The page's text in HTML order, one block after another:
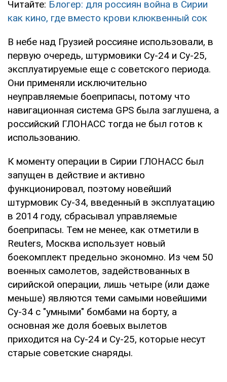
Читайте: Блогер: для россиян война в Сирии
как кино, где вместо крови клюквенный сок
В небе над Грузией россияне использовали, в
первую очередь, штурмовики Су-24 и Су-25,
эксплуатируемые еще с советского периода.
Они применяли исключительно
неуправляемые боеприпасы, потому что
навигационная система GPS была заглушена, а
российский ГЛОНАСС тогда не был готов к
использованию.
К моменту операции в Сирии ГЛОНАСС был
запущен в действие и активно
функционировал, поэтому новейший
штурмовик Су-34, введенный в эксплуатацию
в 2014 году, сбрасывал управляемые
боеприпасы. Тем не менее, как отметили в
Reuters, Москва использует новый
боекомплект предельно экономно. Из чем 50
военных самолетов, задействованных в
сирийской операции, лишь четыре (или даже
меньше) являются теми самыми новейшими
Су-34 с "умными" бомбами на борту, а
основная же доля боевых вылетов
приходится на Су-24 и Су-25, которые несут
старые советские снаряды.